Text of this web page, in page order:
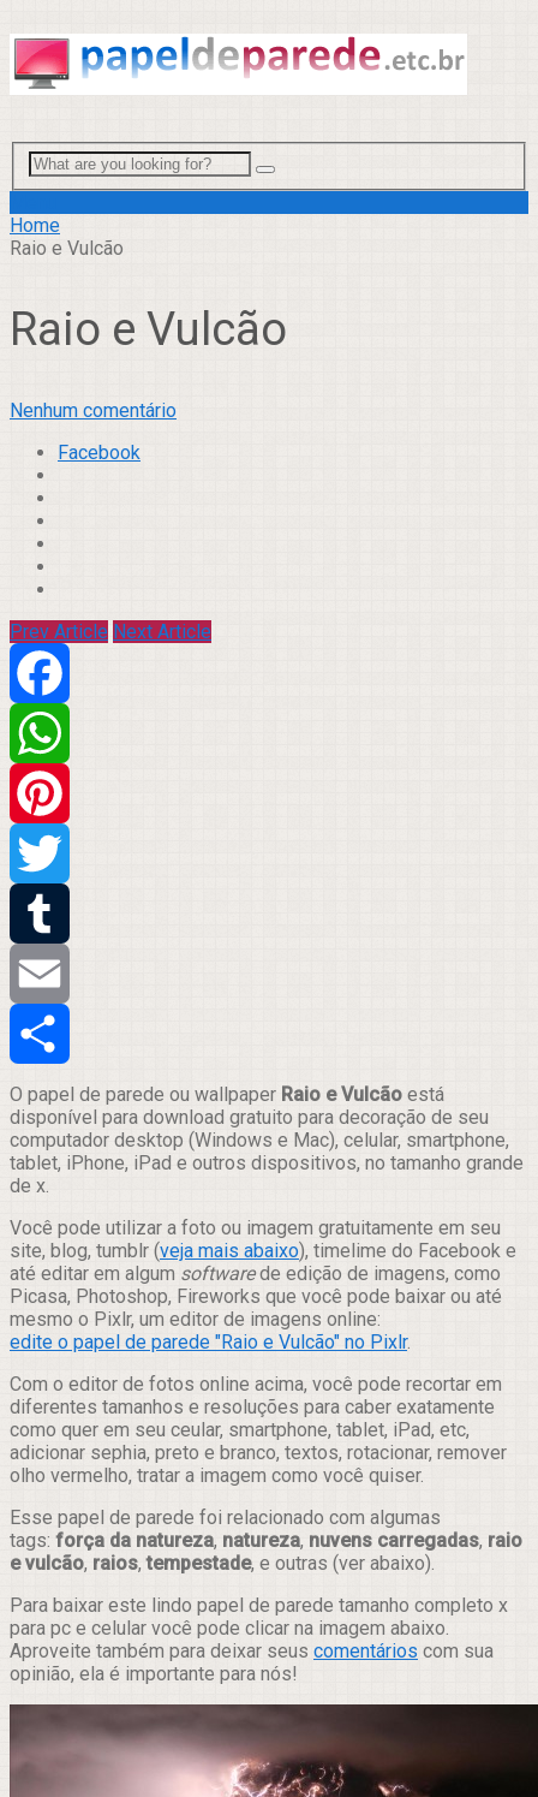
Home
Raio e Vulcão
Raio e Vulcão
Nenhum comentário
Facebook
Prev Article Next Article
Facebook
WhatsApp
Pinterest
Twitter
Tumblr
Email
Compartilhar
O papel de parede ou wallpaper Raio e Vulcão está
disponível para download gratuito para decoração de seu
computador desktop (Windows e Mac), celular, smartphone,
tablet, iPhone, iPad e outros dispositivos, no tamanho grande
de x.
Você pode utilizar a foto ou imagem gratuitamente em seu
site, blog, tumblr (veja mais abaixo), timelime do Facebook e
até editar em algum softwarede edição de imagens, como
Picasa, Photoshop, Fireworks que você pode baixar ou até
mesmo o Pixlr, um editor de imagens online:
edite o papel de parede "Raio e Vulcão" no Pixlr.
Com o editor de fotos online acima, você pode recortar em
diferentes tamanhos e resoluções para caber exatamente
como quer em seu ceular, smartphone, tablet, iPad, etc,
adicionar sephia, preto e branco, textos, rotacionar, remover
olho vermelho, tratar a imagem como você quiser.
Esse papel de parede foi relacionado com algumas
tags: força da natureza, natureza, nuvens carregadas, raio
e vulcão, raios,tempestade, e outras (ver abaixo).
Para baixar este lindo papel de parede tamanho completo x
para pc e celular você pode clicar na imagem abaixo.
Aproveite também para deixar seus comentários com sua
opinião, ela é importante para nós!